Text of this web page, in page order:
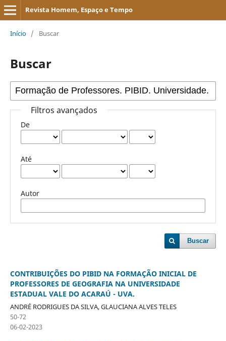
Revista Homem, Espaço e Tempo
Início / Buscar
Buscar
Filtros avançados
De
Até
Autor
Buscar
CONTRIBUIÇÕES DO PIBID NA FORMAÇÃO INICIAL DE
PROFESSORES DE GEOGRAFIA NA UNIVERSIDADE
ESTADUAL VALE DO ACARAÚ - UVA.
ANDRÉ RODRIGUES DA SILVA, GLAUCIANA ALVES TELES
50-72
06-02-2023